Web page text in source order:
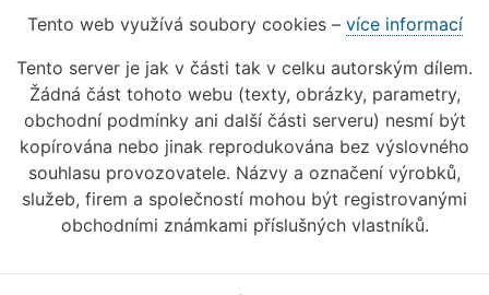
Tento web využívá soubory cookies – více informací
Tento server je jak v části tak v celku autorským dílem.
Žádná část tohoto webu (texty, obrázky, parametry,
obchodní podmínky ani další části serveru) nesmí být
kopírována nebo jinak reprodukována bez výslovného
souhlasu provozovatele. Názvy a označení výrobků,
služeb, firem a společností mohou být registrovanými
obchodními známkami příslušných vlastníků.